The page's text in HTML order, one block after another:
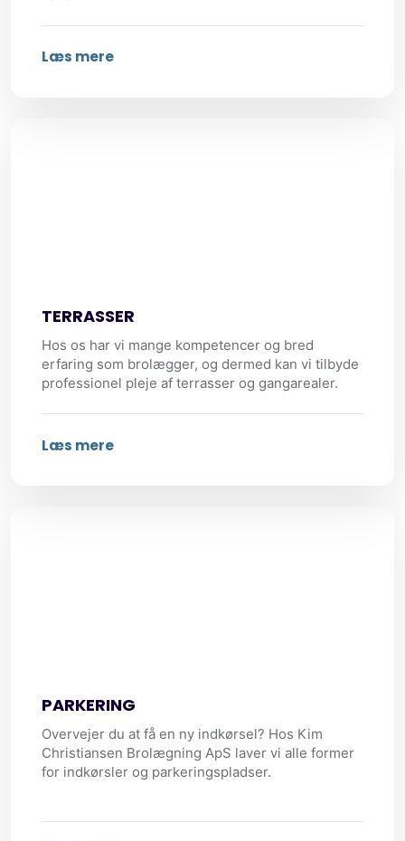
Læs mere
TERRASSER​
​Hos os har vi mange kompetencer og bred
erfaring som brolægger, og dermed kan vi tilbyde
professionel pleje af terrasser og gangarealer.
Læs mere
PARKERING​
​Overvejer du at få en ny indkørsel? Hos Kim
Christiansen Brolægning ApS laver vi alle former
for indkørsler og parkeringspladser.